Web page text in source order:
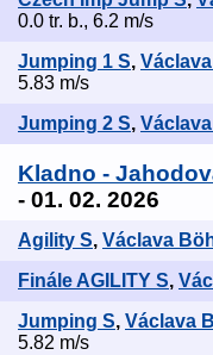
0.0 tr. b., 6.2 m/s
Jumping 1 S,
5.83 m/s
Jumping 2 S,
Kladno -
- 01. 02. 2026
Agility S, Václava
Finále AGILITY S,
Jumping S, Václava
5.82 m/s